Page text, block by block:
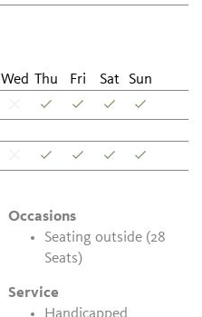
Wed Thu Fri Sat
Sun
Occasions
Seating outside (28
Seats)
Service